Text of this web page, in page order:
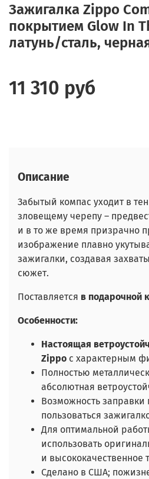
Зажигалка Zippo
покрытием Glow In
латунь/сталь,
11 310 руб
Описание
Забытый компас уходит в
зловещему черепу –
и в то же время призрачно
изображение плавно
зажигалки, создавая
сюжет.
Поставляется в подарочной
Особенности:
Настоящая
Zippo с характерным
Полностью
абсолютная
Возможность заправки
пользоваться
Для оптимальной
использовать
и высококачественное
Сделано в США;